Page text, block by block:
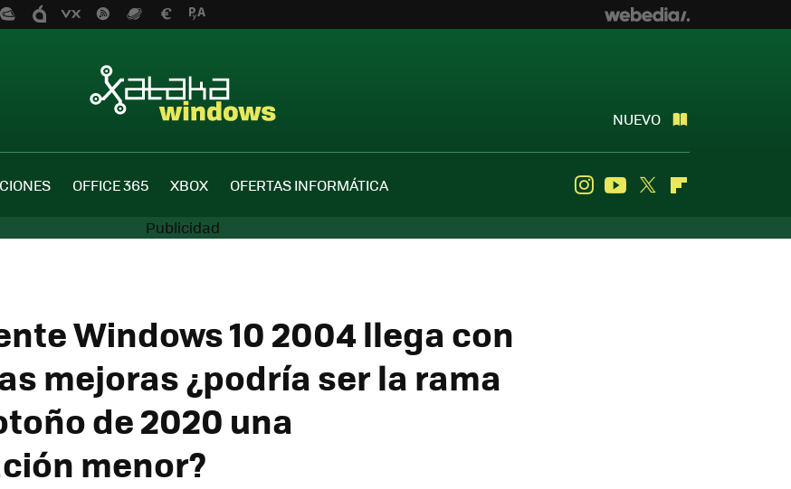
NUEVO
OFFICE 365 XBOX OFERTAS INFORMÁTICA InstagramYoutube
Twitter
Windows 10 2004 llega con
mejoras ¿podría ser la rama
de 2020 una
menor?